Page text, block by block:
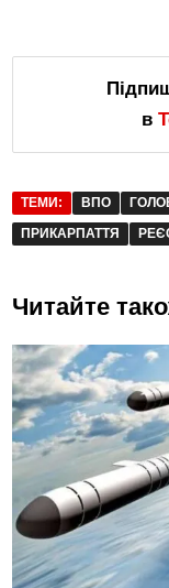
в
ТЕМИ: ВПО
ПРИКАРПАТТЯ
Читайте